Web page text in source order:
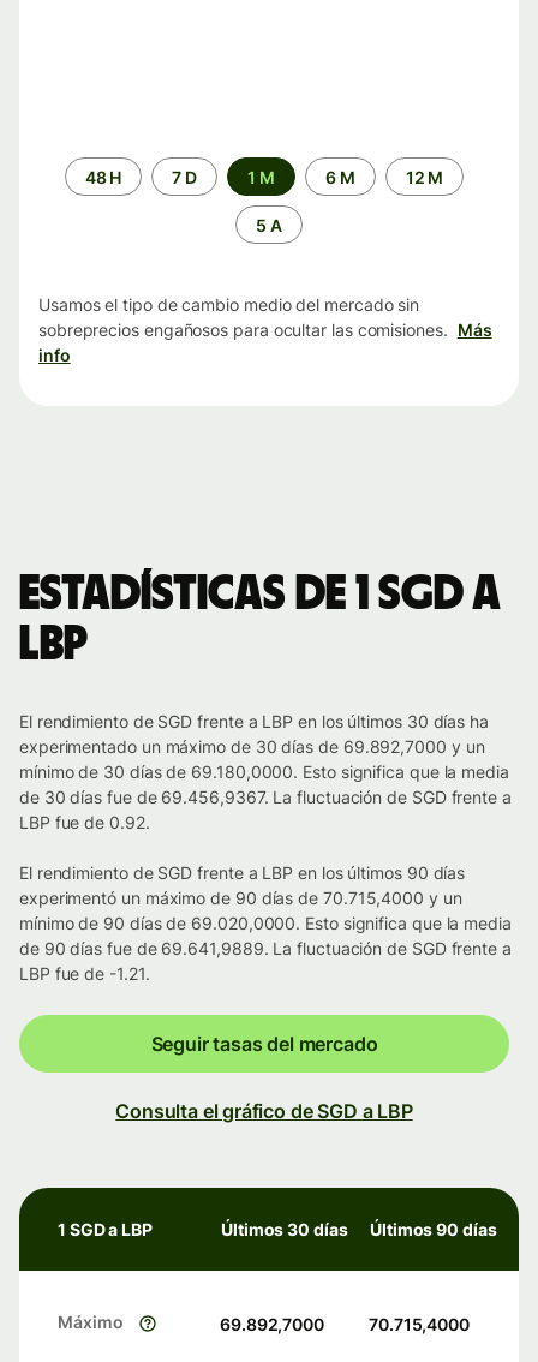
Periodo48 H 7 D 1 M 6 M 12 M
5 A
Usamos el tipo de cambio medio del mercado sin
sobreprecios engañosos para ocultar las comisiones. Más
info
Estadísticas de 1 SGD a
LBP
El rendimiento de SGD frente a LBP en los últimos 30 días ha
experimentado un máximo de 30 días de 69.892,7000 y un
mínimo de 30 días de 69.180,0000. Esto significa que la media
de 30 días fue de 69.456,9367. La fluctuación de SGD frente a
LBP fue de 0.92.
El rendimiento de SGD frente a LBP en los últimos 90 días
experimentó un máximo de 90 días de 70.715,4000 y un
mínimo de 90 días de 69.020,0000. Esto significa que la media
de 90 días fue de 69.641,9889. La fluctuación de SGD frente a
LBP fue de -1.21.
Seguir tasas del mercado
Consulta el gráfico de SGD a LBP
1 SGD a LBP Últimos 30 días Últimos 90 días
Máximo 69.892,7000 70.715,4000